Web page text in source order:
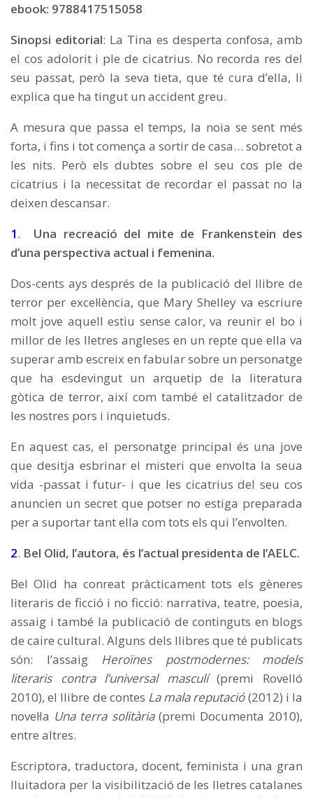
ebook: 9788417515058
Sinopsi editorial: La Tina es desperta confosa, amb
el cos adolorit i ple de cicatrius. No recorda res del
seu passat, però la seva tieta, que té cura d’ella, li
explica que ha tingut un accident greu.
A mesura que passa el temps, la noia se sent més
forta, i fins i tot comença a sortir de casa… sobretot a
les nits. Però els dubtes sobre el seu cos ple de
cicatrius i la necessitat de recordar el passat no la
deixen descansar.
1. Una recreació del mite de Frankenstein des
d’una perspectiva actual i femenina.
Dos-cents ays després de la publicació del llibre de
terror per excel·lència, que Mary Shelley va escriure
molt jove aquell estiu sense calor, va reunir el bo i
millor de les lletres angleses en un repte que ella va
superar amb escreix en fabular sobre un personatge
que ha esdevingut un arquetip de la literatura
gòtica de terror, així com també el catalitzador de
les nostres pors i inquietuds.
En aquest cas, el personatge principal és una jove
que desitja esbrinar el misteri que envolta la seua
vida -passat i futur- i que les cicatrius del seu cos
anuncien un secret que potser no estiga preparada
per a suportar tant ella com tots els qui l’envolten.
2. Bel Olid, l’autora, és l’actual presidenta de l’AELC.
Bel Olid ha conreat pràcticament tots els gèneres
literaris de ficció i no ficció: narrativa, teatre, poesia,
assaig i també la publicació de continguts en blogs
de caire cultural. Alguns dels llibres que té publicats
són: l’assaig Heroïnes postmodernes: models
literaris contra l’universal masculí(premi Rovelló
2010), el llibre de contes La mala reputació(2012) i la
novel·la Una terra solitària(premi Documenta 2010),
entre altres.
Escriptora, traductora, docent, feminista i una gran
lluitadora per la visibilització de les lletres catalanes